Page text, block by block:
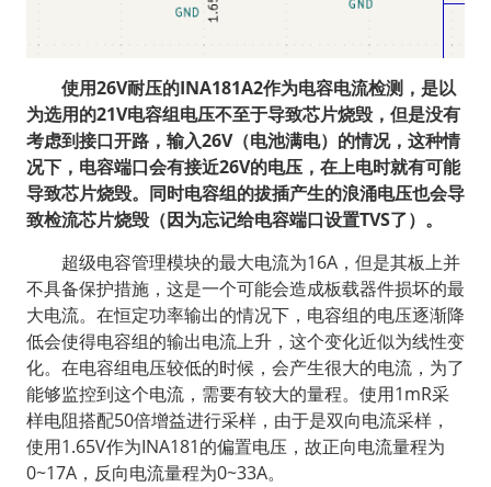
使用26V耐压的INA181A2作为电容电流检测，是以
为选用的21V电容组电压不至于导致芯片烧毁，但是没有
考虑到接口开路，输入26V（电池满电）的情况，这种情
况下，电容端口会有接近26V的电压，在上电时就有可能
导致芯片烧毁。同时电容组的拔插产生的浪涌电压也会导
致检流芯片烧毁（因为忘记给电容端口设置TVS了）。
超级电容管理模块的最大电流为16A，但是其板上并
不具备保护措施，这是一个可能会造成板载器件损坏的最
大电流。在恒定功率输出的情况下，电容组的电压逐渐降
低会使得电容组的输出电流上升，这个变化近似为线性变
化。在电容组电压较低的时候，会产生很大的电流，为了
能够监控到这个电流，需要有较大的量程。使用1mR采
样电阻搭配50倍增益进行采样，由于是双向电流采样，
使用1.65V作为INA181的偏置电压，故正向电流量程为
0~17A，反向电流量程为0~33A。